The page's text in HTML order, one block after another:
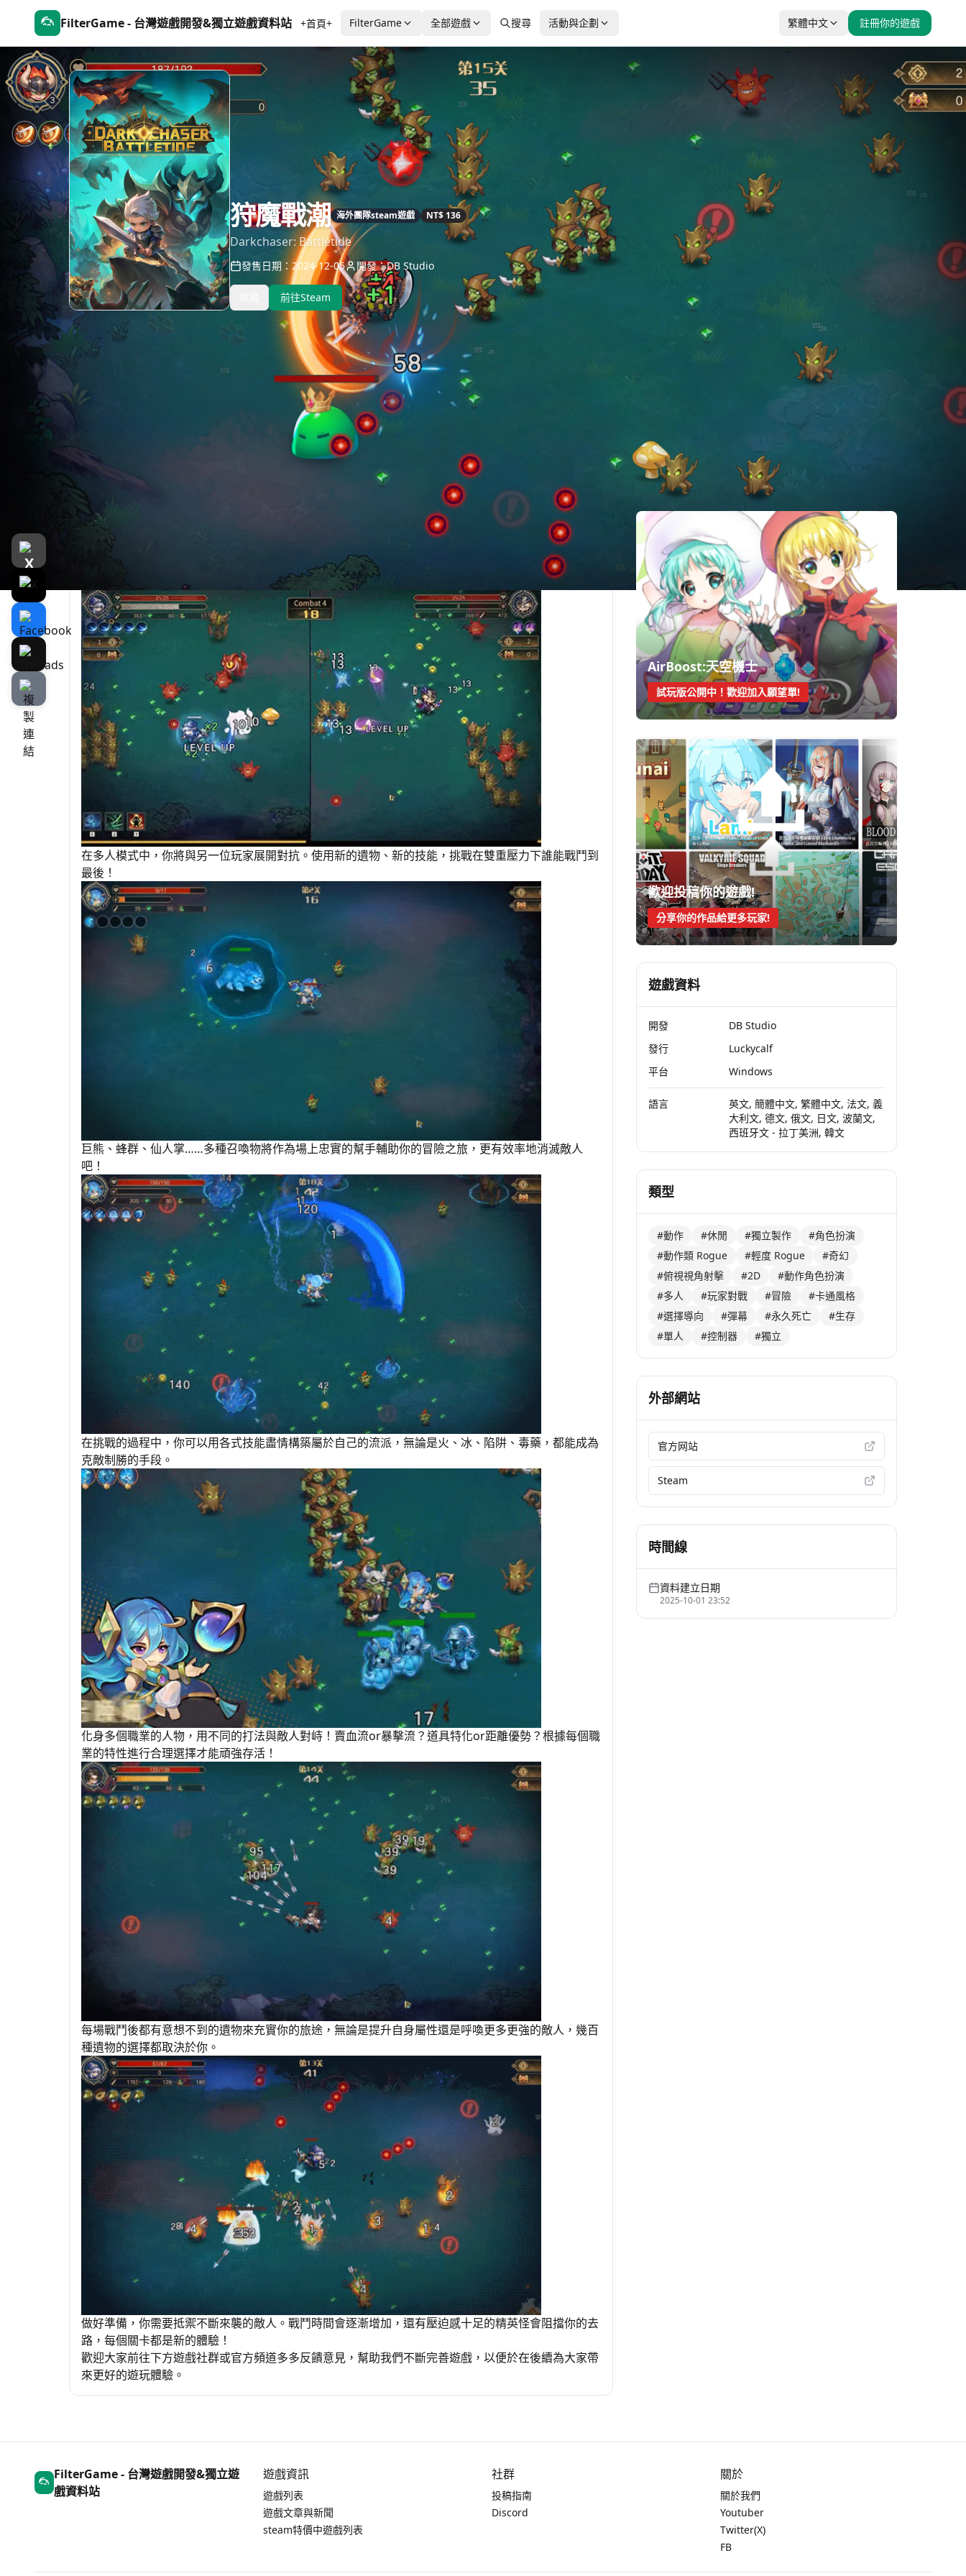
FilterGame - 台灣遊戲開發&獨立遊戲資料站 +首頁+ FilterGame 全部遊戲 搜尋 活動與企劃 繁體中文 註冊你的遊戲
狩魔戰潮 海外團隊steam遊戲 NT$ 136
Darkchaser: Battletide
發售日期：2024-12-05 開發：DB Studio
前往Steam
關聯文章
評測
“Overall the game is pretty fun as survivor-type gameplay goes.”
-
“Darkchaser: Battletide got a pretty decent gameplay loop.”
- Retro Addict
“чтобы противостоять бесчисленным ордам врагов в ожесточённых сражениях.”
- Gaming Grandma
在多人模式中，你將與另一位玩家展開對抗。使用新的遺物、新的技能，挑戰在雙重壓力下誰能戰鬥到
最後！
巨熊、蜂群、仙人掌……多種召喚物將作為場上忠實的幫手輔助你的冒險之旅，更有效率地消滅敵人
吧！
在挑戰的過程中，你可以用各式技能盡情構築屬於自己的流派，無論是火、冰、陷阱、毒藥，都能成為
克敵制勝的手段。
化身多個職業的人物，用不同的打法與敵人對峙！賣血流or暴擊流？道具特化or距離優勢？根據每個職
業的特性進行合理選擇才能頑強存活！
每場戰鬥後都有意想不到的遺物來充實你的旅途，無論是提升自身屬性還是呼喚更多更強的敵人，幾百
種遺物的選擇都取決於你。
做好準備，你需要抵禦不斷來襲的敵人。戰鬥時間會逐漸增加，還有壓迫感十足的精英怪會阻擋你的去
路，每個關卡都是新的體驗！
歡迎大家前往下方遊戲社群或官方頻道多多反饋意見，幫助我們不斷完善遊戲，以便於在後續為大家帶
來更好的遊玩體驗。
飢餓地城 相位夢姬
AirBoost:天空機士
試玩版公開中！歡迎加入願望單!
歡迎投稿你的遊戲!
分享你的作品給更多玩家!
遊戲資料
開發
DB Studio
發行
Luckycalf
平台
Windows
語言
英文, 簡體中文, 繁體中文, 法文, 義
大利文, 德文, 俄文, 日文, 波蘭文,
西班牙文 - 拉丁美洲, 韓文
類型
#動作 #休閒 #獨立製作
#角色扮演
#動作類 Rogue
#輕度 Rogue
#奇幻
#俯視視角射擊
#2D
#動作角色扮演
#多人
#玩家對戰 #冒險
#卡通風格
#選擇導向
#彈幕 #永久死亡
#生存
#單人
#控制器 #獨立
外部網站
官方网站
Steam
時間線
資料建立日期
2025-10-01 23:52
FilterGame - 台灣遊戲開發&獨立遊
戲資料站
遊戲資訊
遊戲列表
遊戲文章與新聞
steam特價中遊戲列表
社群
投稿指南
Discord
關於
關於我們
Youtuber
Twitter(X)
FB